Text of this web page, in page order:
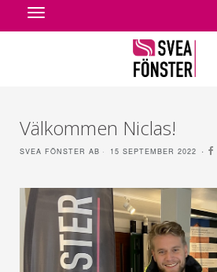
Toggle
navigation
Välkommen Niclas!
SVEA FÖNSTER AB 15 SEPTEMBER 2022